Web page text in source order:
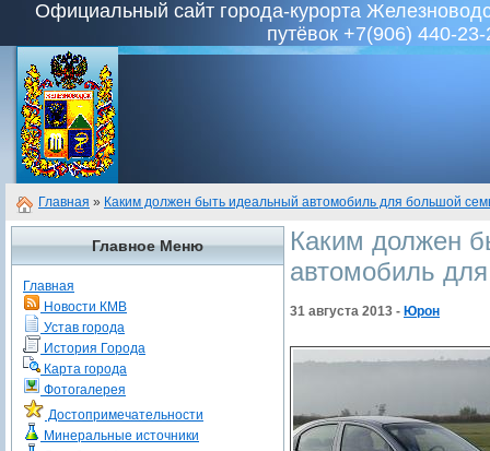
Официальный сайт города-курорта
путёвок +7(906) 440-23-
Главная » Каким должен быть идеальный автомобиль для большой
Главное Меню
Главная
Новости КМВ
Устав города
История Города
Карта города
Фотогалерея
Достопримечательности
Минеральные источники
Каким должен
автомобиль
31 августа 2013 - Юрон